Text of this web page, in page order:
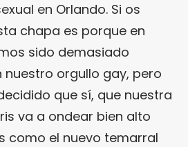
en Orlando. Si os
chapa es porque en
sido demasiado
nuestro orgullo gay, pero
que sí, que nuestra
va a ondear bien alto
como el nuevo temarral